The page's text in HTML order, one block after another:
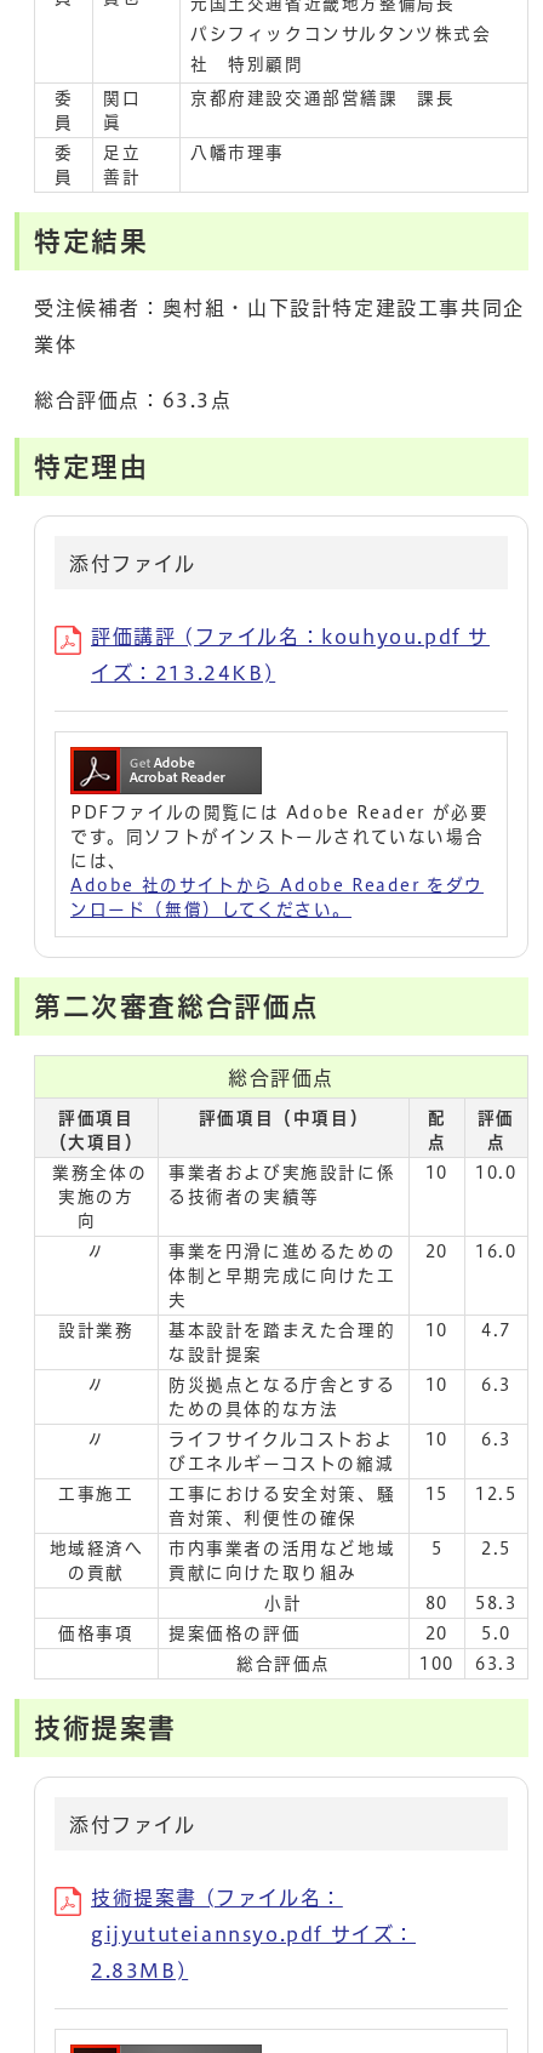
パシフィックコンサルタンツ株式会
社 特別顧問
委
員
関口
眞
京都府建設交通部営繕課 課長
委
員
足立
善計
八幡市理事
特定結果
受注候補者：奥村組・山下設計特定建設工事共同企
業体
総合評価点：63.3点
特定理由
添付ファイル
評価講評 (ファイル名：kouhyou.pdf サ
イズ：213.24KB)
PDFファイルの閲覧には Adobe Reader が必要
です。同ソフトがインストールされていない場合
には、
Adobe 社のサイトから Adobe Reader をダウ
ンロード（無償）してください。
第二次審査総合評価点
総合評価点
評価項目
（大項目）
評価項目（中項目）
配
点
評価
点
業務全体の
実施の方
向
事業者および実施設計に係
る技術者の実績等
10 10.0
〃
事業を円滑に進めるための
体制と早期完成に向けた工
夫
20 16.0
設計業務
基本設計を踏まえた合理的
な設計提案
10 4.7
〃
防災拠点となる庁舎とする
ための具体的な方法
10 6.3
〃
ライフサイクルコストおよ
びエネルギーコストの縮減
10 6.3
工事施工
工事における安全対策、騒
音対策、利便性の確保
15 12.5
地域経済へ
の貢献
市内事業者の活用など地域
貢献に向けた取り組み
5 2.5
小計 80
58.3
価格事項
提案価格の評価 20
5.0
総合評価点
100 63.3
技術提案書
添付ファイル
技術提案書 (ファイル名：
gijyututeiannsyo.pdf サイズ：
2.83MB)